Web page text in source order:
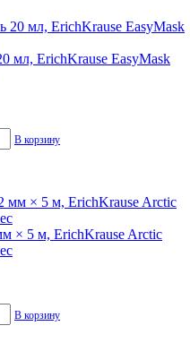
мл, ErichKrause EasyMask
В корзину
× 5 м, ErichKrause Arctic
В корзину